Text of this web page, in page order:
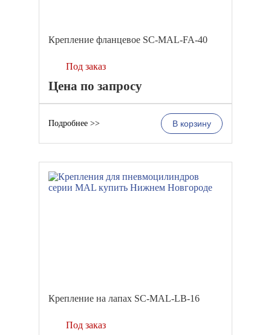
Крепление фланцевое SC-MAL-FA-40
Под заказ
Цена по запросу
В корзину
Подробнее >>
Крепление на лапах SC-MAL-LB-16
Под заказ